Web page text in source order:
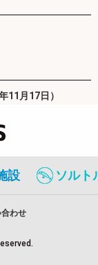
11月17日）
設 ソルト
わせ